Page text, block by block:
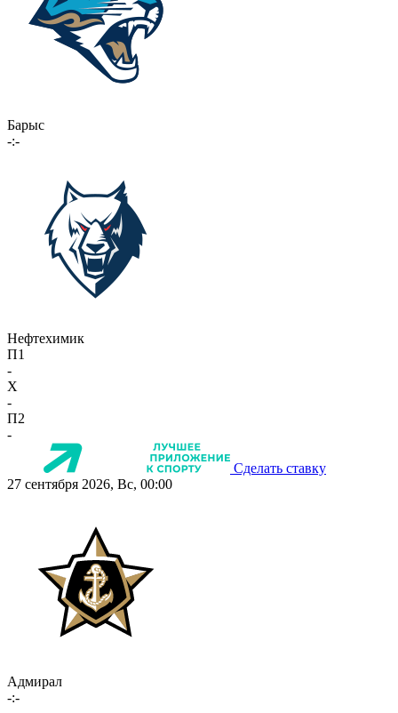
Барыс
-:-
Нефтехимик
П1
-
X
-
П2
-
Сделать ставку
27 сентября 2026, Вс, 00:00
Адмирал
-:-